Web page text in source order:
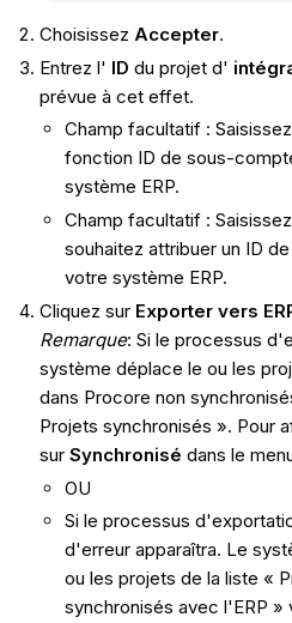
Choisissez Accepter.
Entrez l' ID du projet d'
prévue à cet effet.
Champ facultatif : Saisissez
fonction ID de sous-
système ERP.
Champ facultatif :
souhaitez attribuer un ID
votre système ERP.
Cliquez sur Exporter vers
Remarque: Si le processus
système déplace le ou les
dans Procore non
Projets synchronisés ». Pour
sur Synchronisé dans le
OU
Si le processus
d'erreur apparaîtra. Le
ou les projets de la liste «
synchronisés avec l'ERP »